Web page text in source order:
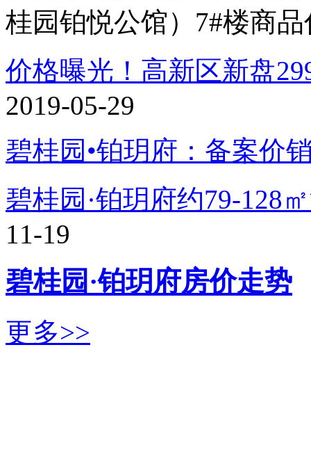
桂园铂悦公馆）7#楼商
价格曝光！高新区新盘
2019-05-29
碧桂园•铂玥府：备案价
碧桂园·铂玥府约79-128
11-19
碧桂园·铂玥府房价走势
更多>>